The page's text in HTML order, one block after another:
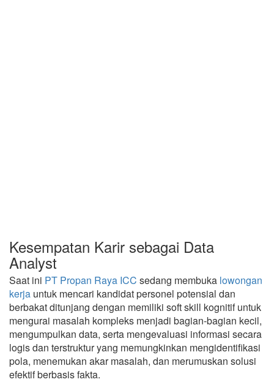
Kesempatan Karir sebagai Data
Analyst
Saat ini PT Propan Raya ICC sedang membuka lowongan
kerja untuk mencari kandidat personel potensial dan
berbakat ditunjang dengan memiliki soft skill kognitif untuk
mengurai masalah kompleks menjadi bagian-bagian kecil,
mengumpulkan data, serta mengevaluasi informasi secara
logis dan terstruktur yang memungkinkan mengidentifikasi
pola, menemukan akar masalah, dan merumuskan solusi
efektif berbasis fakta.